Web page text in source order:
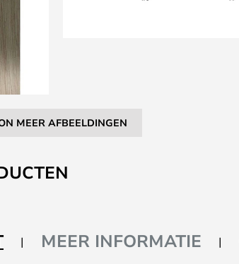
MEER AFBEELDINGEN
MEER INFORMATIE